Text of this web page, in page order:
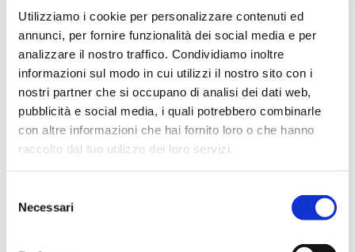
Utilizziamo i cookie per personalizzare contenuti ed
annunci, per fornire funzionalità dei social media e per
analizzare il nostro traffico. Condividiamo inoltre
informazioni sul modo in cui utilizzi il nostro sito con i
nostri partner che si occupano di analisi dei dati web,
pubblicità e social media, i quali potrebbero combinarle
con altre informazioni che hai fornito loro o che hanno
raccolto dal tuo utilizzo dei loro servizi.
delNecessari